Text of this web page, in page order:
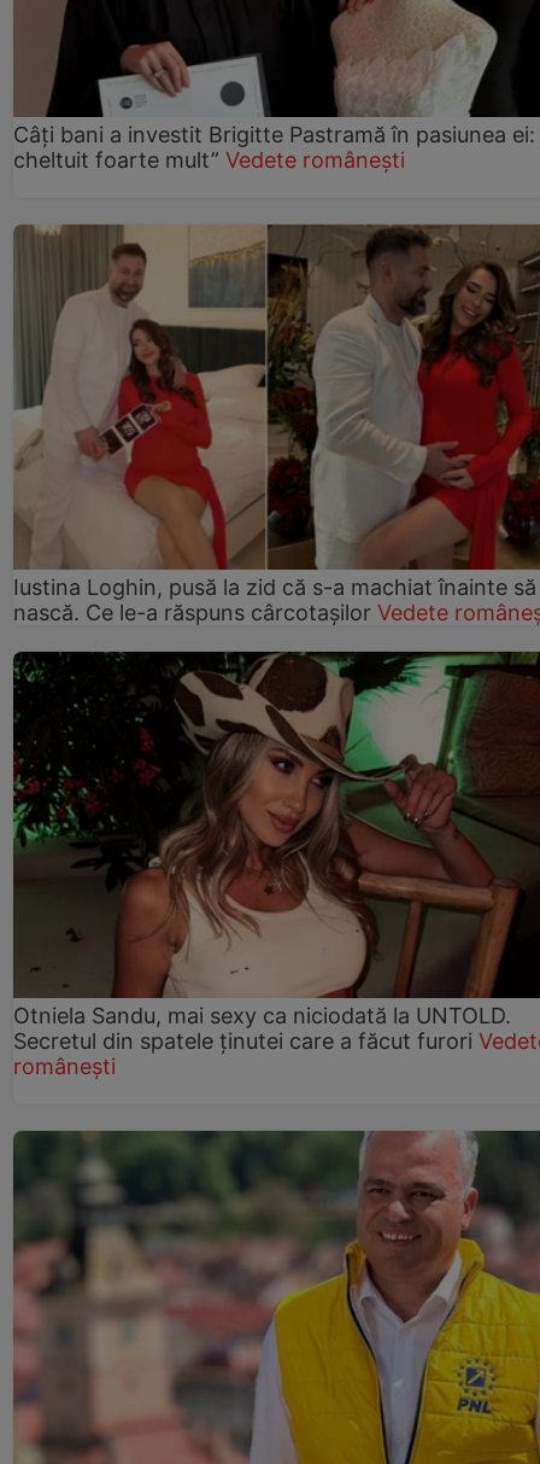
Câți bani a investit Brigitte Pastramă în pasiunea ei:
cheltuit foarte mult” Vedete românești
Iustina Loghin, pusă la zid că s-a machiat înainte să
nască. Ce le-a răspuns cârcotașilor Vedete
Otniela Sandu, mai sexy ca niciodată la UNTOLD.
Secretul din spatele ținutei care a făcut furori
românești